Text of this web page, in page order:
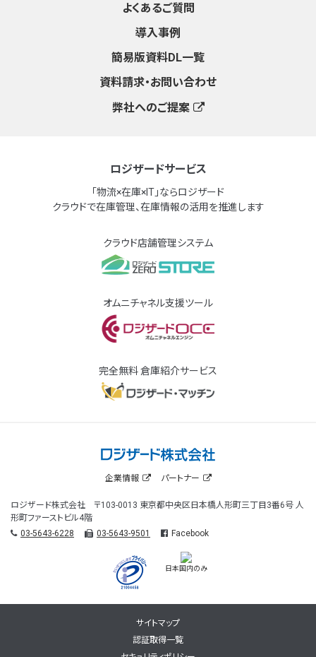
よくあるご質問
導入事例
簡易版資料DL一覧
資料請求・お問い合わせ
弊社へのご提案
ロジザードサービス
「物流×在庫×IT」ならロジザード
クラウドで在庫管理、在庫情報の活用を推進します
クラウド店舗管理システム
オムニチャネル支援ツール
完全無料 倉庫紹介サービス
企業情報 パートナー
ロジザード株式会社 〒103-0013 東京都中央区日本橋人形町三丁目3番6号 人
形町ファーストビル4階
03-5643-6228
03-5643-9501 Facebook
日本国内のみ
サイトマップ
認証取得一覧